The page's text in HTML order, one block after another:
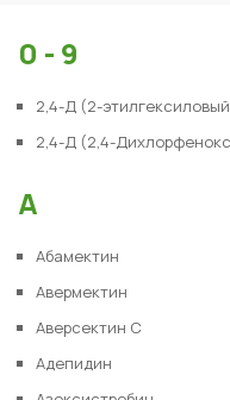
0 - 9
2,4-Д (2-
2,4-Д (2,4-
А
Абамектин
Авермектин
Аверсектин С
Адепидин